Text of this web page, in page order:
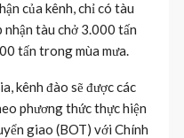
của kênh, chỉ có tàu
nhận tàu chở 3.000 tấn
tấn trong mùa mưa.
kênh đào sẽ được các
phương thức thực hiện
giao (BOT) với Chính